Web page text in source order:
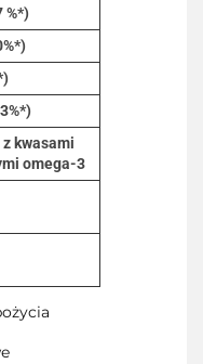
%*)
z kwasami
omega-3